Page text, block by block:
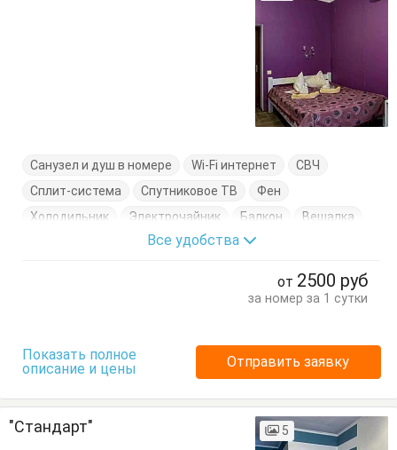
Санузел и душ в номере Wi-Fi интернет
СВЧ
Сплит-система
Спутниковое ТВ
Фен
Холодильник
Электрочайник Балкон
Вешалка
Журнальный столик
Кровать двуспальная
Все удобства
от 2500 руб
за номер за 1 сутки
Показать полное
описание и цены
Отправить заявку
"Стандарт" 5